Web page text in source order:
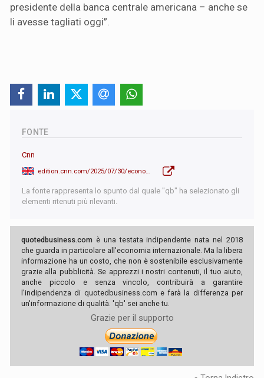
presidente della banca centrale americana – anche se
li avesse tagliati oggi”.
FONTE
Cnn
edition.cnn.com/2025/07/30/economy/fed-rate-decision-july
La fonte rappresenta lo spunto dal quale "qb" ha selezionato gli
elementi ritenuti più rilevanti.
quotedbusiness.com è una testata indipendente nata nel 2018
che guarda in particolare all'economia internazionale. Ma la libera
informazione ha un costo, che non è sostenibile esclusivamente
grazie alla pubblicità. Se apprezzi i nostri contenuti, il tuo aiuto,
anche piccolo e senza vincolo, contribuirà a garantire
l'indipendenza di quotedbusiness.com e farà la differenza per
un'informazione di qualità. 'qb' sei anche tu.
Grazie per il supporto